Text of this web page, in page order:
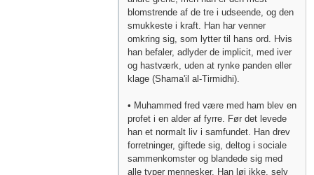
blomstrende af de tre i udseende, og den
smukkeste i kraft. Han har venner
omkring sig, som lytter til hans ord. Hvis
han befaler, adlyder de implicit, med iver
og hastværk, uden at rynke panden eller
klage (Shama'il al-Tirmidhi).
• Muhammed fred være med ham blev en
profet i en alder af fyrre. Før det levede
han et normalt liv i samfundet. Han drev
forretninger, giftede sig, deltog i sociale
sammenkomster og blandede sig med
alle typer mennesker. Han løj ikke, selv